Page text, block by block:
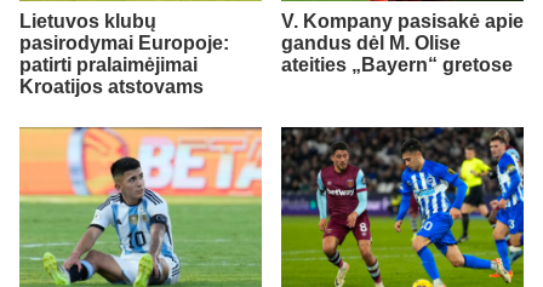
Lietuvos klubų
pasirodymai Europoje:
patirti pralaimėjimai
Kroatijos atstovams
V. Kompany pasisakė apie
gandus dėl M. Olise
ateities „Bayern“ gretose